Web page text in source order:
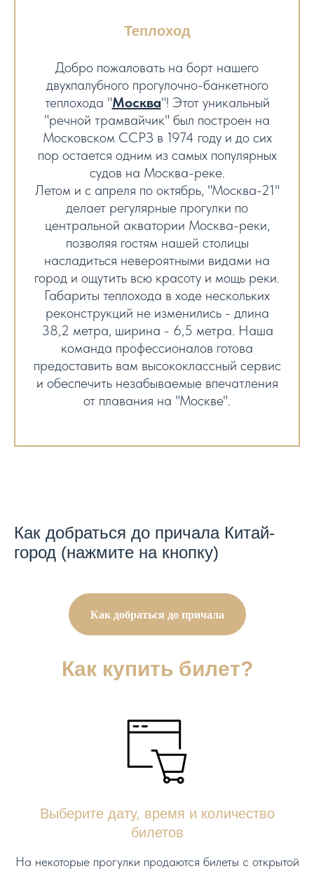
Теплоход
Добро пожаловать на борт нашего
двухпалубного прогулочно-банкетного
теплохода "Москва"! Этот уникальный
"речной трамвайчик" был построен на
Московском ССРЗ в 1974 году и до сих
пор остается одним из самых популярных
судов на Москва-реке.
Летом и с апреля по октябрь, "Москва-21"
делает регулярные прогулки по
центральной акватории Москва-реки,
позволяя гостям нашей столицы
насладиться невероятными видами на
город и ощутить всю красоту и мощь реки.
Габариты теплохода в ходе нескольких
реконструкций не изменились - длина
38,2 метра, ширина - 6,5 метра. Наша
команда профессионалов готова
предоставить вам высококлассный сервис
и обеспечить незабываемые впечатления
от плавания на "Москве".
Как добраться до причала Китай-
город (нажмите на кнопку)
Как добраться до причала
Как купить билет?
Выберите дату, время и количество
билетов
На некоторые прогулки продаются билеты с открытой